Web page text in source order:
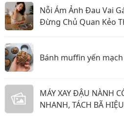
Nỗi Ám Ảnh Đau Vai
Đừng Chủ Quan Kẻo
Bánh muffin yến
MÁY XAY ĐẬU NÀNH
NHANH, TÁCH BÃ